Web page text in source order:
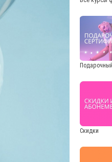
Скидки